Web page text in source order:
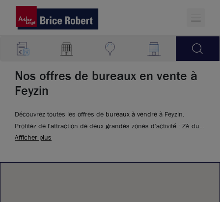
Nos offres de bureaux en vente à
Feyzin
Découvrez toutes les offres de bureaux à vendre à Feyzin.
Profitez de l'attraction de deux grandes zones d'activité : ZA du
château de l’ile et ZA du Couloud.
Afficher plus